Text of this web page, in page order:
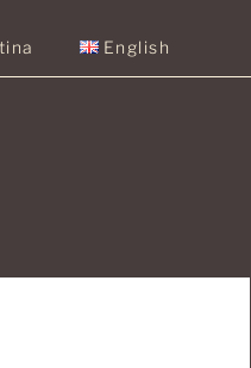
English